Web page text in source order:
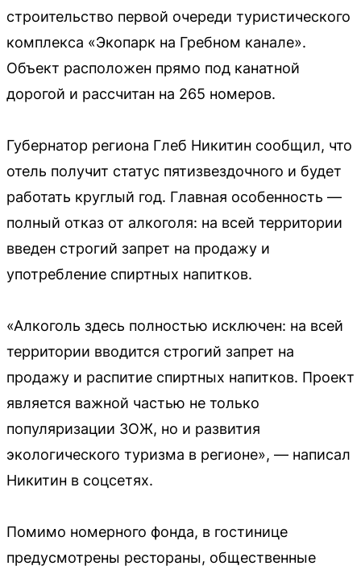
строительство первой очереди туристического
комплекса «Экопарк на Гребном канале».
Объект расположен прямо под канатной
дорогой и рассчитан на 265 номеров.
Губернатор региона Глеб Никитин сообщил, что
отель получит статус пятизвездочного и будет
работать круглый год. Главная особенность —
полный отказ от алкоголя: на всей территории
введен строгий запрет на продажу и
употребление спиртных напитков.
«Алкоголь здесь полностью исключен: на всей
территории вводится строгий запрет на
продажу и распитие спиртных напитков. Проект
является важной частью не только
популяризации ЗОЖ, но и развития
экологического туризма в регионе», — написал
Никитин в соцсетях.
Помимо номерного фонда, в гостинице
предусмотрены рестораны, общественные